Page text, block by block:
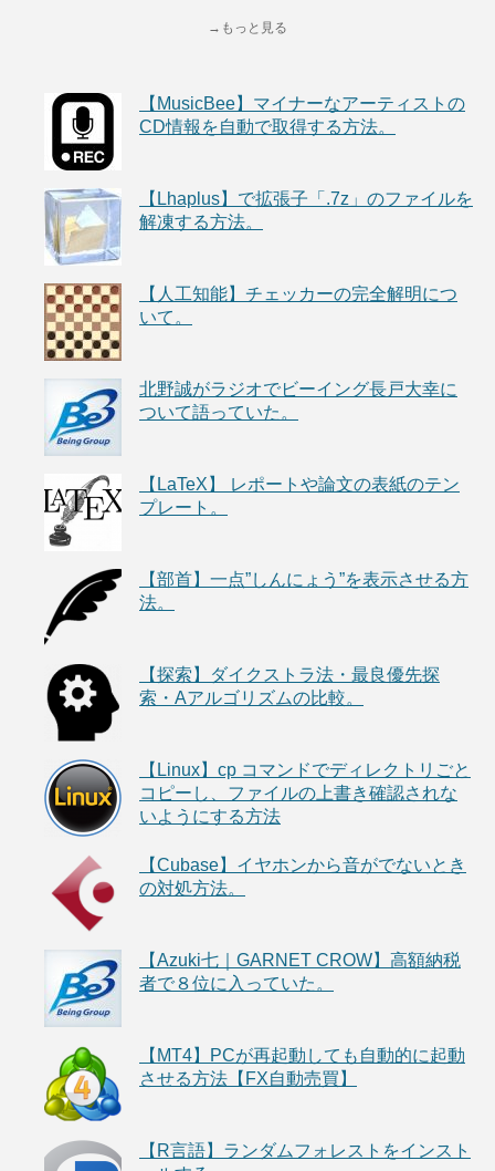
→もっと見る
【MusicBee】マイナーなアーティストの
CD情報を自動で取得する方法。
【Lhaplus】で拡張子「.7z」のファイルを
解凍する方法。
【人工知能】チェッカーの完全解明につ
いて。
北野誠がラジオでビーイング長戸大幸に
ついて語っていた。
【LaTeX】 レポートや論文の表紙のテン
プレート。
【部首】一点”しんにょう”を表示させる方
法。
【探索】ダイクストラ法・最良優先探
索・Aアルゴリズムの比較。
【Linux】cp コマンドでディレクトリごと
コピーし、ファイルの上書き確認されな
いようにする方法
【Cubase】イヤホンから音がでないとき
の対処方法。
【Azuki七｜GARNET CROW】高額納税
者で８位に入っていた。
【MT4】PCが再起動しても自動的に起動
させる方法【FX自動売買】
【R言語】ランダムフォレストをインスト